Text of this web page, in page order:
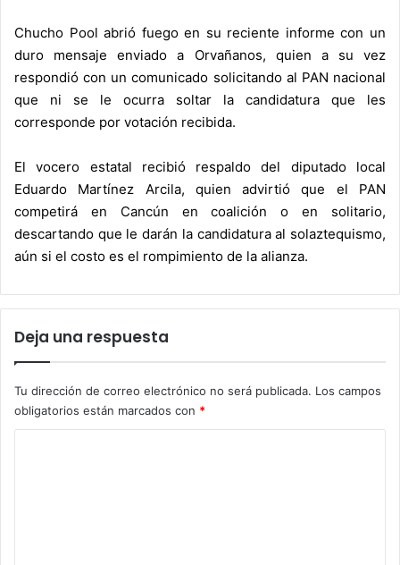
Chucho Pool abrió fuego en su reciente informe con un
duro mensaje enviado a Orvañanos, quien a su vez
respondió con un comunicado solicitando al PAN nacional
que ni se le ocurra soltar la candidatura que les
corresponde por votación recibida.
El vocero estatal recibió respaldo del diputado local
Eduardo Martínez Arcila, quien advirtió que el PAN
competirá en Cancún en coalición o en solitario,
descartando que le darán la candidatura al solaztequismo,
aún si el costo es el rompimiento de la alianza.
Deja una respuesta
Tu dirección de correo electrónico no será publicada. Los campos
obligatorios están marcados con *